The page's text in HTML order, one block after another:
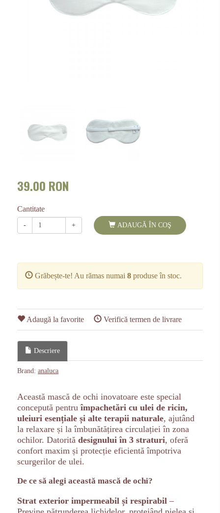
39.00 RON
Cantitate
- + ADAUGĂ ÎN COŞ
Grăbește-te! Au rămas numai 8 produse în stoc.
Adaugă la favorite Verifică termen de livrare
Descriere
Brand: analuca
Această mască de ochi inovatoare este special
concepută pentruîmpachetări cu ulei de ricin,
uleiuri esențiale și alte terapii naturale, ajutând
la relaxare și la îmbunătățirea circulației în zona
ochilor. Datorită designului în 3 straturi, oferă
confort maxim și protecție eficientă împotriva
scurgerilor de ulei.
De ce să alegi această mască de ochi?
Strat exterior impermeabil și respirabil –